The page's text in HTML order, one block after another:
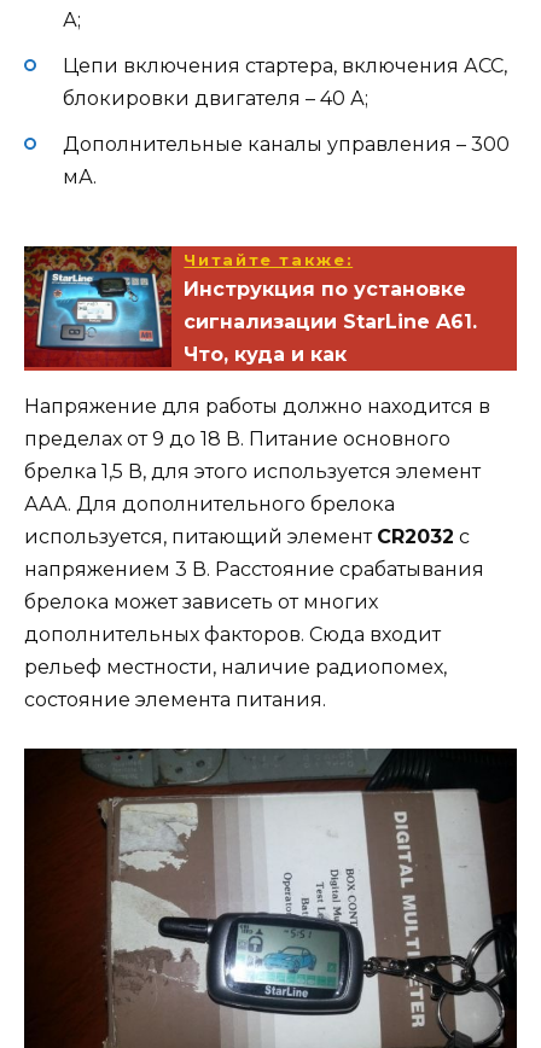
А;
Цепи включения стартера, включения АСС,
блокировки двигателя – 40 А;
Дополнительные каналы управления – 300
мА.
Читайте также:
Инструкция по установке
сигнализации StarLine A61.
Что, куда и как
Напряжение для работы должно находится в
пределах от 9 до 18 В. Питание основного
брелка 1,5 В, для этого используется элемент
ААА. Для дополнительного брелока
используется, питающий элемент CR2032 с
напряжением 3 В. Расстояние срабатывания
брелока может зависеть от многих
дополнительных факторов. Сюда входит
рельеф местности, наличие радиопомех,
состояние элемента питания.